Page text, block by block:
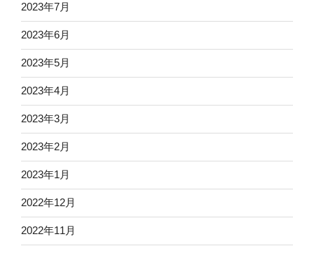
2023年7月
2023年6月
2023年5月
2023年4月
2023年3月
2023年2月
2023年1月
2022年12月
2022年11月